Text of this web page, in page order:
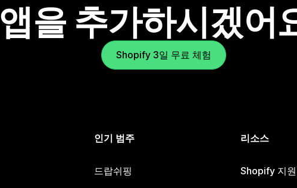
앱을 추가하시겠어
Shopify 3일 무료 체험
인기 범주
드랍쉬핑
리소스
Shopify 지원